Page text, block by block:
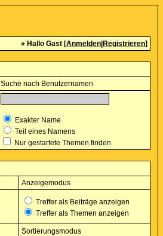
» Hallo Gast [Anmelden Registrieren]
Suche nach Benutzernamen
Exakter Name
Teil eines Namens
Nur gestartete Themen finden
Anzeigemodus
Treffer als Beiträge anzeigen
Treffer als Themen anzeigen
Sortierungsmodus